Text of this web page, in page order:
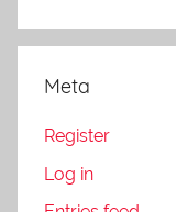
Meta
Register
Log in